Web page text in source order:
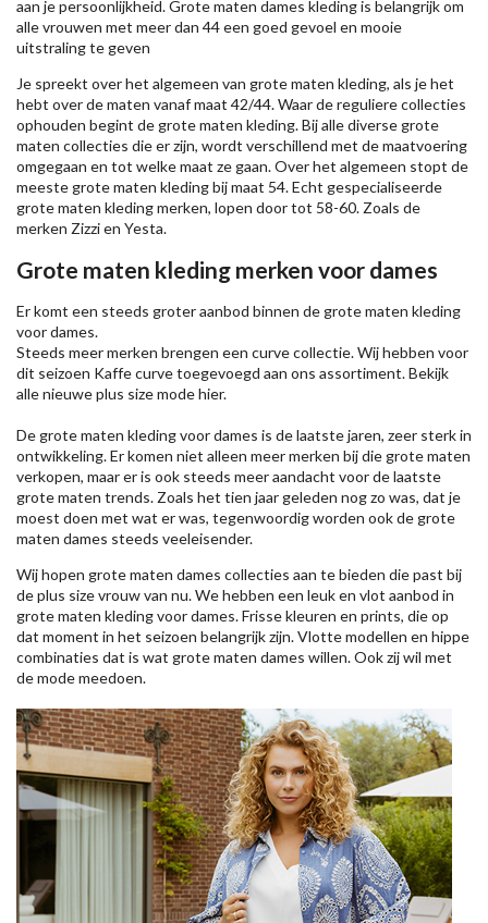
aan je persoonlijkheid. Grote maten dames kleding is belangrijk om
alle vrouwen met meer dan 44 een goed gevoel en mooie
uitstraling te geven
Je spreekt over het algemeen van grote maten kleding, als je het
hebt over de maten vanaf maat 42/44. Waar de reguliere collecties
ophouden begint de grote maten kleding. Bij alle diverse grote
maten collecties die er zijn, wordt verschillend met de maatvoering
omgegaan en tot welke maat ze gaan. Over het algemeen stopt de
meeste grote maten kleding bij maat 54. Echt gespecialiseerde
grote maten kleding merken, lopen door tot 58-60. Zoals de
merken Zizzien Yesta.
Grote maten kleding merken voor dames
Er komt een steeds groter aanbod binnen de grote maten kleding
voor dames.
Steeds meer merken brengen een curve collectie. Wij hebben voor
dit seizoen Kaffecurve toegevoegd aan ons assortiment. Bekijk
alle nieuweplus size modehier.
De grote maten kleding voor dames is de laatste jaren, zeer sterk in
ontwikkeling. Er komen niet alleen meer merken bij die grote maten
verkopen, maar er is ook steeds meer aandacht voor de laatste
grote maten trends. Zoals het tien jaar geleden nog zo was, dat je
moest doen met wat er was, tegenwoordig worden ook de grote
maten dames steeds veeleisender.
Wij hopen grote maten dames collecties aan te bieden die past bij
de plus size vrouw van nu. We hebben een leuk en vlot aanbod in
grote maten kleding voor dames. Frisse kleuren en prints, die op
dat moment in het seizoen belangrijk zijn. Vlotte modellen en hippe
combinaties dat is wat grote maten dames willen. Ook zij wil met
de mode meedoen.